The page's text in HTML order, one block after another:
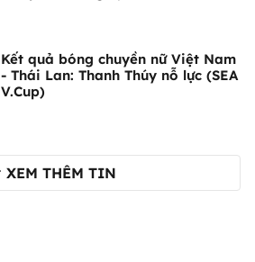
Kết quả bóng chuyền nữ Việt Nam
- Thái Lan: Thanh Thúy nỗ lực (SEA
V.Cup)
XEM THÊM TIN